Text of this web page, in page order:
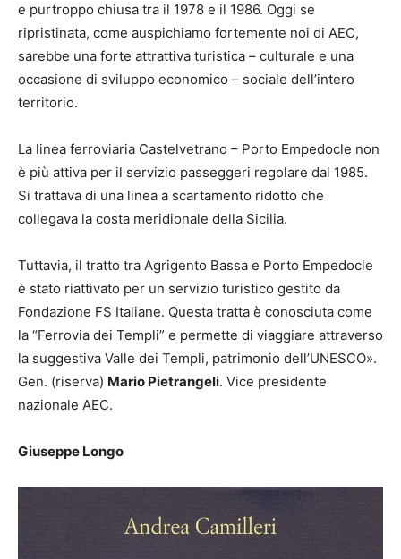
e purtroppo chiusa tra il 1978 e il 1986. Oggi se
ripristinata, come auspichiamo fortemente noi di AEC,
sarebbe una forte attrattiva turistica – culturale e una
occasione di sviluppo economico – sociale dell’intero
territorio.
La linea ferroviaria Castelvetrano – Porto Empedocle non
è più attiva per il servizio passeggeri regolare dal 1985.
Si trattava di una linea a scartamento ridotto che
collegava la costa meridionale della Sicilia.
Tuttavia, il tratto tra Agrigento Bassa e Porto Empedocle
è stato riattivato per un servizio turistico gestito da
Fondazione FS Italiane. Questa tratta è conosciuta come
la “Ferrovia dei Templi” e permette di viaggiare attraverso
la suggestiva Valle dei Templi, patrimonio dell’UNESCO».
Gen. (riserva) Mario Pietrangeli. Vice presidente
nazionale AEC.
Giuseppe Longo